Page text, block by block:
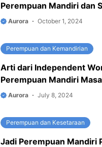
Perempuan Mandiri dan
Aurora October 1, 2024
Perempuan dan Kemandirian
Arti dari Independent
Perempuan Mandiri
Aurora July 8, 2024
Perempuan dan Kesetaraan
Jadi Perempuan Mandiri